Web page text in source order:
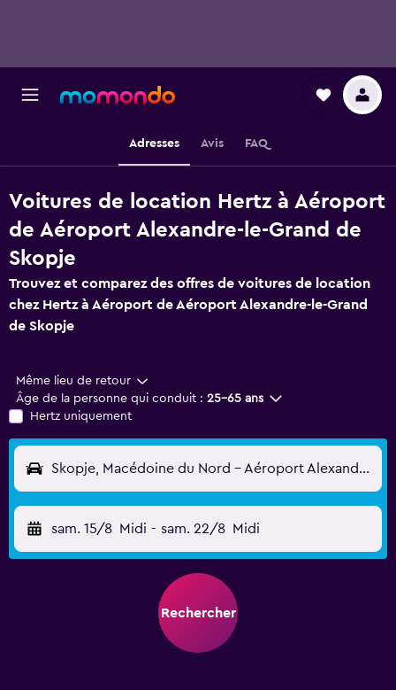
Adresses Avis FAQ
Voitures de location Hertz à Aéroport
de Aéroport Alexandre-le-Grand de
Skopje
Trouvez et comparez des offres de voitures de location
chez Hertz à Aéroport de Aéroport Alexandre-le-Grand
de Skopje
Même lieu de retour
Âge de la personne qui conduit : 25-65 ans
Hertz uniquement
Skopje, Macédoine du Nord - Aéroport Alexandre-le-Grand de Skopje (SKP)
sam. 15/8 Midi - sam. 22/8 Midi
Rechercher